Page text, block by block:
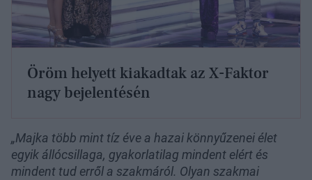
Öröm helyett kiakadtak az X-Faktor
nagy bejelentésén
„Majka több mint tíz éve a hazai könnyűzenei élet
egyik állócsillaga, gyakorlatilag mindent elért és
mindent tud erről a szakmáról. Olyan szakmai